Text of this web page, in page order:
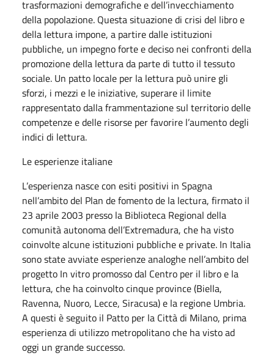
trasformazioni demografiche e dell’invecchiamento
della popolazione. Questa situazione di crisi del libro e
della lettura impone, a partire dalle istituzioni
pubbliche, un impegno forte e deciso nei confronti della
promozione della lettura da parte di tutto il tessuto
sociale. Un patto locale per la lettura può unire gli
sforzi, i mezzi e le iniziative, superare il limite
rappresentato dalla frammentazione sul territorio delle
competenze e delle risorse per favorire l’aumento degli
indici di lettura.
Le esperienze italiane
L’esperienza nasce con esiti positivi in Spagna
nell’ambito del Plan de fomento de la lectura, firmato il
23 aprile 2003 presso la Biblioteca Regional della
comunità autonoma dell’Extremadura, che ha visto
coinvolte alcune istituzioni pubbliche e private. In Italia
sono state avviate esperienze analoghe nell’ambito del
progetto In vitro promosso dal Centro per il libro e la
lettura, che ha coinvolto cinque province (Biella,
Ravenna, Nuoro, Lecce, Siracusa) e la regione Umbria.
A questi è seguito il Patto per la Città di Milano, prima
esperienza di utilizzo metropolitano che ha visto ad
oggi un grande successo.